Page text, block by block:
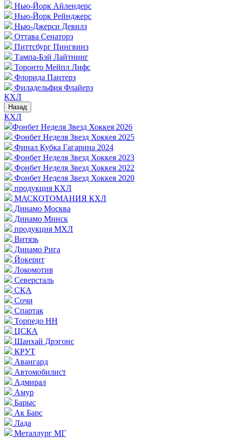
Нью-Йорк Айлендерс
Нью-Йорк Рейнджерс
Нью-Джерси Девилз
Оттава Сенаторз
Питтсбург Пингвинз
Тампа-Бэй Лайтнинг
Торонто Мейпл Лифс
Флорида Пантерз
Филадельфия Флайерз
КХЛ
Назад
КХЛ
Фонбет Неделя Звезд Хоккея 2026
Фонбет Неделя Звезд Хоккея 2025
Финал Кубка Гагарина 2024
Фонбет Неделя Звезд Хоккея 2023
Фонбет Неделя Звезд Хоккея 2022
Фонбет Неделя Звезд Хоккея 2020
продукция КХЛ
МАСКОТОМАНИЯ КХЛ
Динамо Москва
Динамо Минск
продукция МХЛ
Витязь
Динамо Рига
Йокерит
Локомотив
Северсталь
СКА
Сочи
Спартак
Торпедо НН
ЦСКА
Шанхай Дрэгонс
КРУТ
Авангард
Автомобилист
Адмирал
Амур
Барыс
Ак Барс
Лада
Металлург МГ